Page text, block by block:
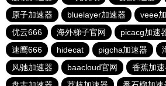
原子加速器
bluelayer加速器 veee
优云666
海外梯子官网 picacg加速
速鹰666
hidecat pigcha加速器
风驰加速器
baacloud官网 香蕉加速